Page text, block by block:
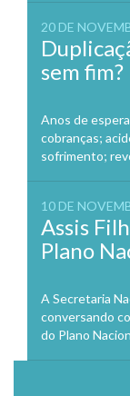
20 DE
sem fim?
Anos de
cobranças;
sofrimento;
10 DE
Assis
Plano
A Secretaria
conversando
do Plano